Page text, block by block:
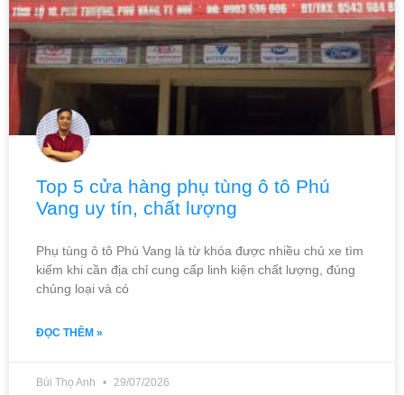
Top 5 cửa hàng phụ tùng ô tô Phú
Vang uy tín, chất lượng
Phụ tùng ô tô Phú Vang là từ khóa được nhiều chủ xe tìm
kiếm khi cần địa chỉ cung cấp linh kiện chất lượng, đúng
chủng loại và có
ĐỌC THÊM »
Bùi Thọ Anh 29/07/2026